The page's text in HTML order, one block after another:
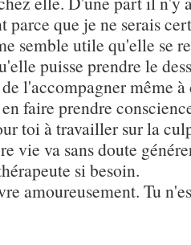
parce que je ne serais
semble utile qu'elle se
puisse prendre le
l'accompagner même à
faire prendre
toi à travailler sur la
vie va sans doute
si besoin.
amoureusement. Tu